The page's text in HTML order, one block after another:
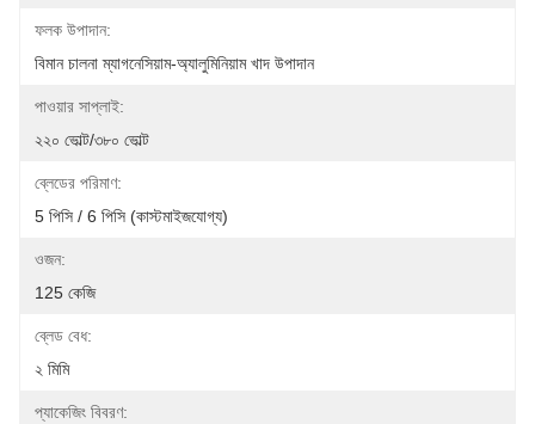
ফলক উপাদান:
বিমান চালনা ম্যাগনেসিয়াম-অ্যালুমিনিয়াম খাদ উপাদান
পাওয়ার সাপ্লাই:
২২০ ভোল্ট/৩৮০ ভোল্ট
ব্লেডের পরিমাণ:
5 পিসি / 6 পিসি (কাস্টমাইজযোগ্য)
ওজন:
125 কেজি
ব্লেড বেধ:
২ মিমি
প্যাকেজিং বিবরণ: